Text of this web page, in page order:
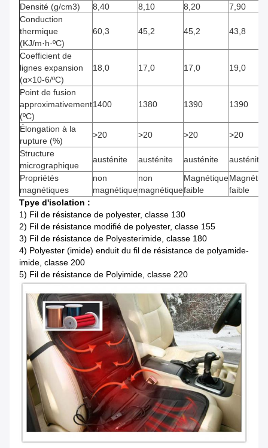
Densité (g/cm3) 8,40 8,10 8,20
7,90
Conduction
thermique
(KJ/m·h·ºC)
60,3 45,2 45,2 43,8
Coefficient de
lignes expansion
(α×10-6/ºC)
18,0 17,0 17,0 19,0
Point de fusion
approximativement
(ºC)
1400 1380 1390 1390
Élongation à la
rupture (%)
>20 >20 >20 >20
Structure
micrographique
austénite austénite austénite
austénite
Propriétés
magnétiques
non
magnétique
non
magnétique
Magnétique
faible
faible
Tpye d'isolation :
1) Fil de résistance de polyester, classe 130
2) Fil de résistance modifié de polyester, classe 155
3) Fil de résistance de Polyesterimide, classe 180
4) Polyester (imide) enduit du fil de résistance de polyamide-
imide, classe 200
5) Fil de résistance de Polyimide, classe 220